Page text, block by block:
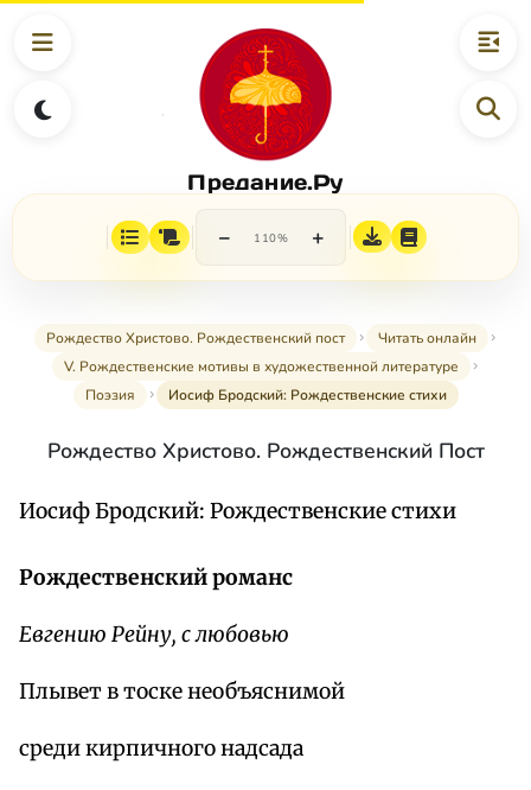
Предание.Ру
− 110% +
Рождество Христово. Рождественский пост
Читать онлайн
V. Рождественские мотивы в художественной литературе
Поэзия
Иосиф Бродский: Рождественские стихи
Рождество Христово. Рождественский Пост
Иосиф Бродский: Рождественские стихи
Рождественский романс
Евгению Рейну, с любовью
Плывет в тоске необъяснимой
среди кирпичного надсада